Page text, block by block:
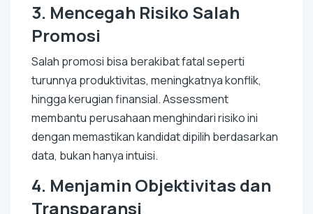
3. Mencegah Risiko Salah
Promosi
Salah promosi bisa berakibat fatal seperti
turunnya produktivitas, meningkatnya konflik,
hingga kerugian finansial. Assessment
membantu perusahaan menghindari risiko ini
dengan memastikan kandidat dipilih berdasarkan
data, bukan hanya intuisi.
4. Menjamin Objektivitas dan
Transparansi